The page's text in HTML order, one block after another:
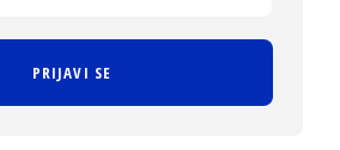
PRIJAVI SE